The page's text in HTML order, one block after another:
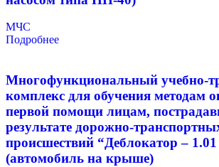
МЧС
Подробнее
Многофункциональный учебно-
комплекс для обучения методам
первой помощи лицам,
результате дорожно-
происшествий “Деблокатор –
(автомобиль на крыше)